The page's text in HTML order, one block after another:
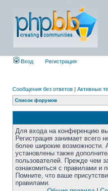
Вход Регистрация
Сообщения без ответов | Активные
Список форумов
Для входа на конференцию
Регистрация занимает всего
более широкие возможности.
установлены также
пользователей. Прежде чем
ознакомиться с правилами и
Помните, что ваше
правилами.